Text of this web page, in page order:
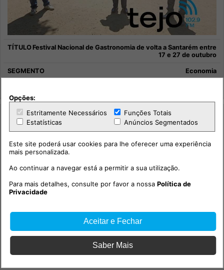
Festival Nacional de Gastronomia de volta a Santarém entre
17 e 27 de outubro
Economia
Santarém já tem um Wine Bar
Opções:
Estritamente Necessários
Funções Totais
Estatísticas
Anúncios Segmentados
Este site poderá usar cookies para lhe oferecer uma experiência
mais personalizada.
Ao continuar a navegar está a permitir a sua utilização.
Para mais detalhes, consulte por favor a nossaPolítica de
Privacidade
Aceitar e Fechar
Saber Mais